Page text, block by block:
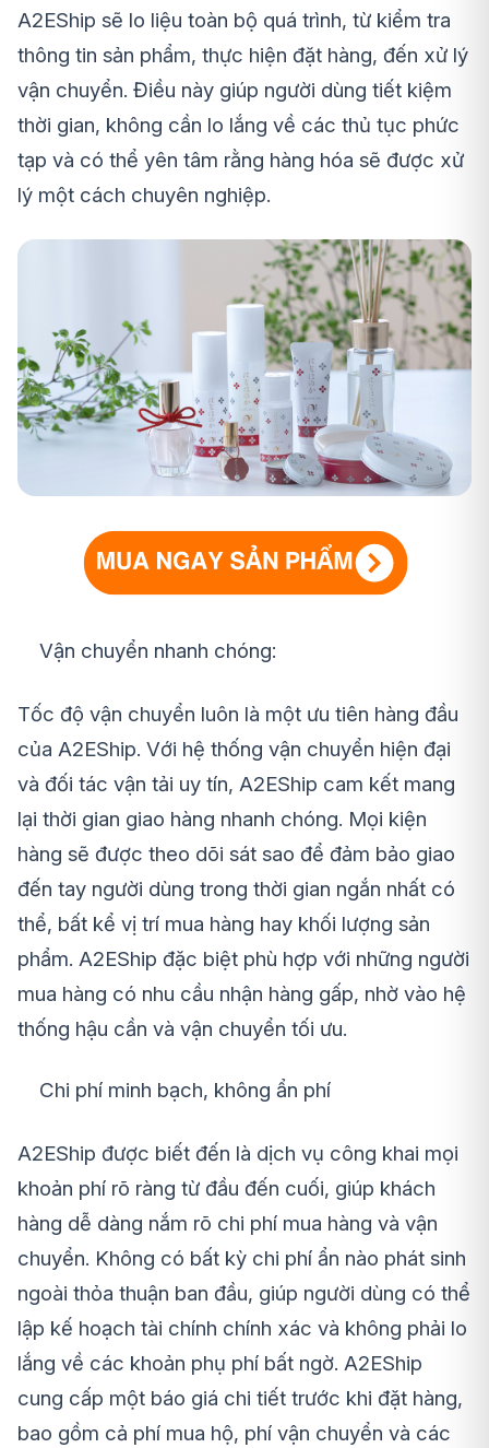
A2EShip sẽ lo liệu toàn bộ quá trình, từ kiểm tra
thông tin sản phẩm, thực hiện đặt hàng, đến xử lý
vận chuyển. Điều này giúp người dùng tiết kiệm
thời gian, không cần lo lắng về các thủ tục phức
tạp và có thể yên tâm rằng hàng hóa sẽ được xử
lý một cách chuyên nghiệp.
Vận chuyển nhanh chóng:
Tốc độ vận chuyển luôn là một ưu tiên hàng đầu
của A2EShip. Với hệ thống vận chuyển hiện đại
và đối tác vận tải uy tín, A2EShip cam kết mang
lại thời gian giao hàng nhanh chóng. Mọi kiện
hàng sẽ được theo dõi sát sao để đảm bảo giao
đến tay người dùng trong thời gian ngắn nhất có
thể, bất kể vị trí mua hàng hay khối lượng sản
phẩm. A2EShip đặc biệt phù hợp với những người
mua hàng có nhu cầu nhận hàng gấp, nhờ vào hệ
thống hậu cần và vận chuyển tối ưu.
Chi phí minh bạch, không ẩn phí
A2EShip được biết đến là dịch vụ công khai mọi
khoản phí rõ ràng từ đầu đến cuối, giúp khách
hàng dễ dàng nắm rõ chi phí mua hàng và vận
chuyển. Không có bất kỳ chi phí ẩn nào phát sinh
ngoài thỏa thuận ban đầu, giúp người dùng có thể
lập kế hoạch tài chính chính xác và không phải lo
lắng về các khoản phụ phí bất ngờ. A2EShip
cung cấp một báo giá chi tiết trước khi đặt hàng,
bao gồm cả phí mua hộ, phí vận chuyển và các